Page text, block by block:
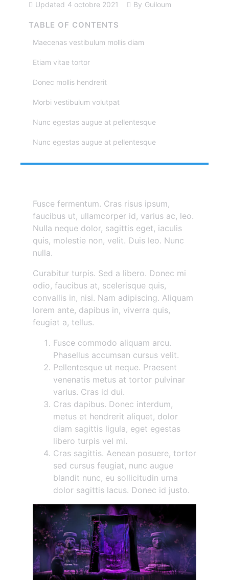
Updated 4 octobre 2021 By Guiloum
TABLE OF CONTENTS
Maecenas vestibulum mollis diam
Etiam vitae tortor
Donec mollis hendrerit
Morbi vestibulum volutpat
Nunc egestas augue at pellentesque
Nunc egestas augue at pellentesque
Fusce fermentum. Cras risus ipsum,
faucibus ut, ullamcorper id, varius ac, leo.
Nulla neque dolor, sagittis eget, iaculis
quis, molestie non, velit. Duis leo. Nunc
nulla.
Curabitur turpis. Sed a libero. Donec mi
odio, faucibus at, scelerisque quis,
convallis in, nisi. Nam adipiscing. Aliquam
lorem ante, dapibus in, viverra quis,
feugiat a, tellus.
Fusce commodo aliquam arcu.
Phasellus accumsan cursus velit.
Pellentesque ut neque. Praesent
venenatis metus at tortor pulvinar
varius. Cras id dui.
Cras dapibus. Donec interdum,
metus et hendrerit aliquet, dolor
diam sagittis ligula, eget egestas
libero turpis vel mi.
Cras sagittis. Aenean posuere, tortor
sed cursus feugiat, nunc augue
blandit nunc, eu sollicitudin urna
dolor sagittis lacus. Donec id justo.